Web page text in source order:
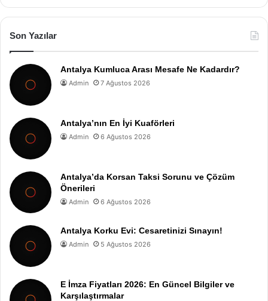
Son Yazılar
Antalya Kumluca Arası Mesafe Ne Kadardır?
Admin 7 Ağustos 2026
Antalya’nın En İyi Kuaförleri
Admin 6 Ağustos 2026
Antalya’da Korsan Taksi Sorunu ve Çözüm
Önerileri
Admin 6 Ağustos 2026
Antalya Korku Evi: Cesaretinizi Sınayın!
Admin 5 Ağustos 2026
E İmza Fiyatları 2026: En Güncel Bilgiler ve
Karşılaştırmalar